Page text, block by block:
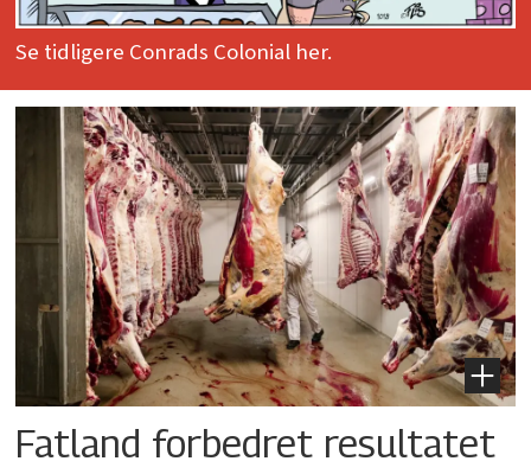
Se tidligere Conrads Colonial her.
Fatland forbedret resultatet